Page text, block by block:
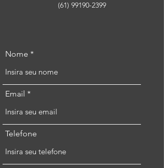
(61) 99190-2399
Nome
Email
Telefone